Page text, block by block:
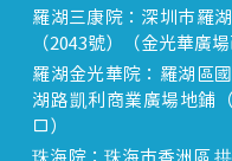
羅湖三康院：深圳市羅
（2043號）（金光華廣場
羅湖金光華院：羅湖區
湖路凱利商業廣場地鋪
口）